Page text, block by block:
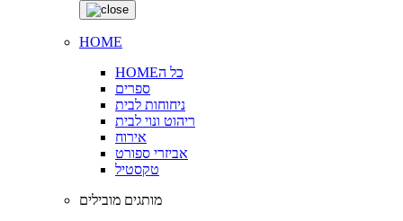
HOME
HOMEכל ה
ספרים
ניחוחות לבית
ריהוט ונוי לבית
אירוח
אביזרי ספורט
טקסטיל
מותגים מובילים